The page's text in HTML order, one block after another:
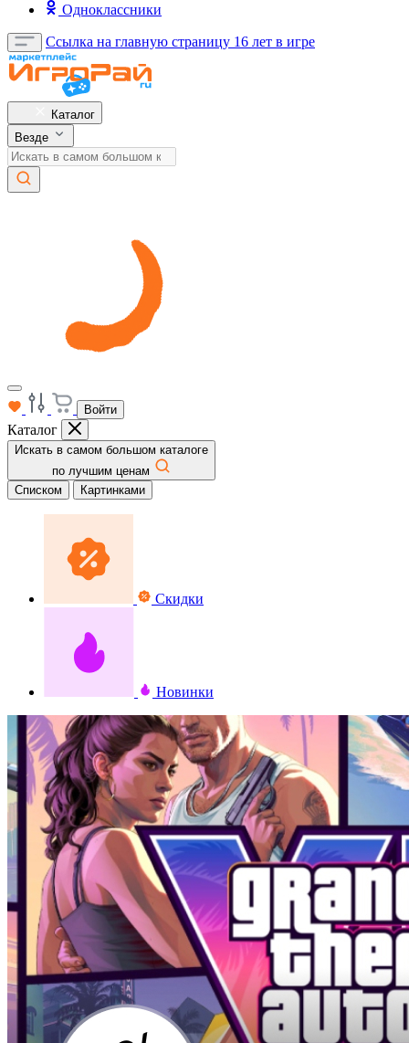
Одноклассники
Ссылка на главную страницу 16 лет в игре
Каталог
Везде
Войти
Каталог
Искать в самом большом каталоге
по лучшим ценам
Списком
Картинками
Скидки
Новинки